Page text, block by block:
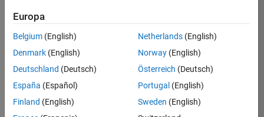
Inicie
sesión
en
su
cuenta
empleo
Europa
Belgium (English)
Denmark (English)
Deutschland (Deutsch)
España (Español)
Finland (English)
Netherlands(English)
Norway(English)
Österreich (Deutsch)
Portugal (English)
Sweden (English)